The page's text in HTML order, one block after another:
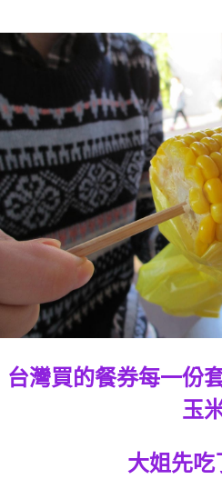
台灣買的餐券每一份
玉
大姐先吃